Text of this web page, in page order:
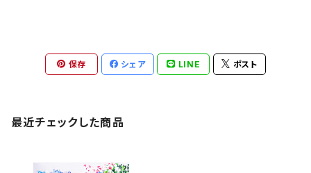
保存 シェア LINE ポスト
最近チェックした商品